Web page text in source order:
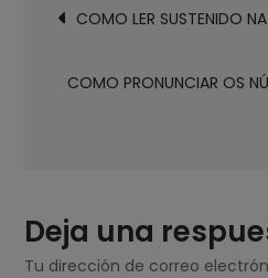
QUANDO
DEDOS
de
entradas
COMO LER SUSTENIDO
COMO PRONUNCIAR OS
Deja una
Tu dirección de correo